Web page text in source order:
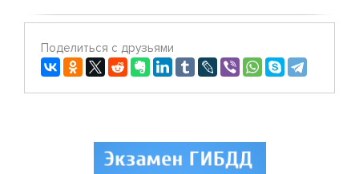
Поделиться с друзьями